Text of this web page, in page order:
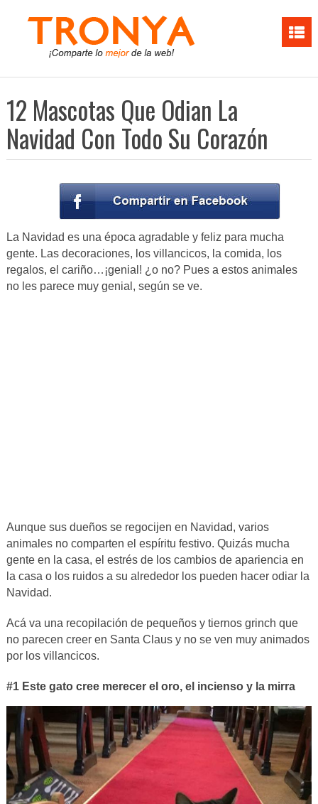
12 Mascotas Que Odian La
Navidad Con Todo Su Corazón
La Navidad es una época agradable y feliz para mucha
gente. Las decoraciones, los villancicos, la comida, los
regalos, el cariño…¡genial! ¿o no? Pues a estos animales
no les parece muy genial, según se ve.
Aunque sus dueños se regocijen en Navidad, varios
animales no comparten el espíritu festivo. Quizás mucha
gente en la casa, el estrés de los cambios de apariencia en
la casa o los ruidos a su alrededor los pueden hacer odiar la
Navidad.
Acá va una recopilación de pequeños y tiernos grinch que
no parecen creer en Santa Claus y no se ven muy animados
por los villancicos.
#1 Este gato cree merecer el oro, el incienso y la mirra